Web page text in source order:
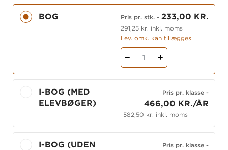
BOG Pris pr. stk.- 233,00 KR.
291,25 kr. inkl. moms
Lev. omk. kan tillægges
1
I-BOG (MED
ELEVBØGER)
Pris pr. klasse-
466,00 KR./ÅR
582,50 kr. inkl. moms
I-BOG (UDEN
Pris pr. klasse-